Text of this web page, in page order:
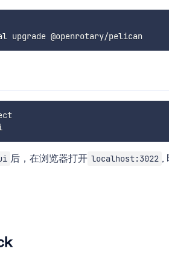
$ pelican ui
后，在浏览器打开 localhost:3022 ,